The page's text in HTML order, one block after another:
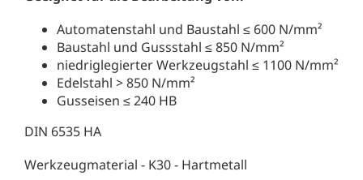
Automatenstahl und Baustahl ≤ 600 N/mm²
Baustahl und Gussstahl ≤ 850 N/mm²
niedriglegierter Werkzeugstahl ≤ 1100 N/mm²
Edelstahl > 850 N/mm²
Gusseisen ≤ 240 HB
DIN 6535 HA
Werkzeugmaterial - K30 - Hartmetall